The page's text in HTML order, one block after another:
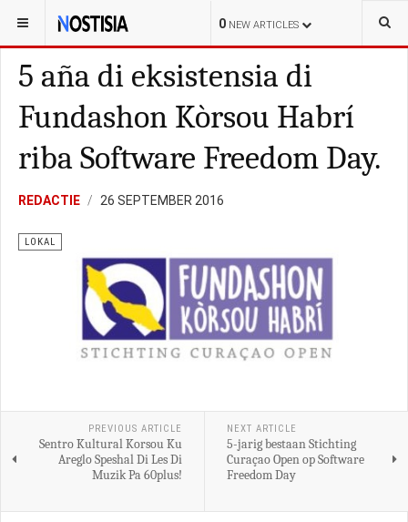
0 NEW ARTICLES
YOU ARE HERE: CURAÇAO LOKAL
5 aña di eksistensia di
Fundashon Kòrsou Habrí
riba Software Freedom Day.
REDACTIE 26 SEPTEMBER 2016
LOKAL
PREVIOUS ARTICLE
Sentro Kultural Korsou Ku
Areglo Speshal Di Les Di
Muzik Pa 60plus!
NEXT ARTICLE
5-jarig bestaan Stichting
Curaçao Open op Software
Freedom Day